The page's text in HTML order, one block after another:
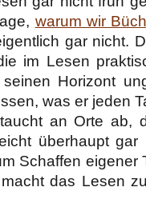
warum wir
gar nicht.
im Lesen
Horizont
was er jeden
an Orte ab,
überhaupt
Schaffen eigener
das Lesen